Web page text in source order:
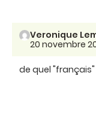
Veronique
20 novembre
de quel